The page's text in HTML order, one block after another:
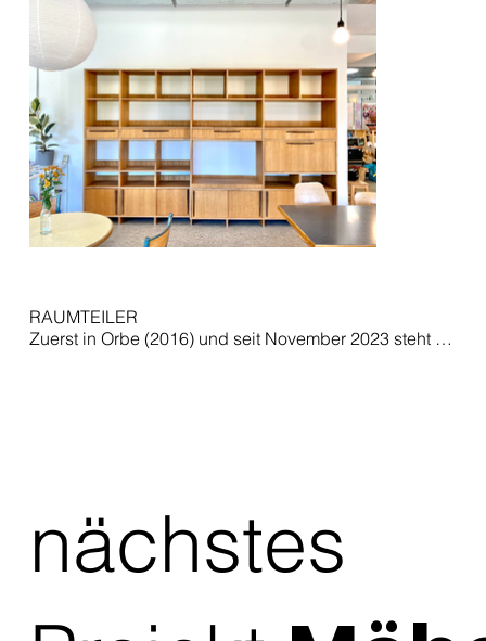
RAUMTEILER
Zuerst in Orbe (2016) und seit November 2023 steht es
Nebst dem aufbewahren und ausstellen soll es auch
zum arbeiten möglich sein. Zur Materialwahl als
Referenz diente im sichtbezugstehender
Küchenschrank in Eiche.
nächstes